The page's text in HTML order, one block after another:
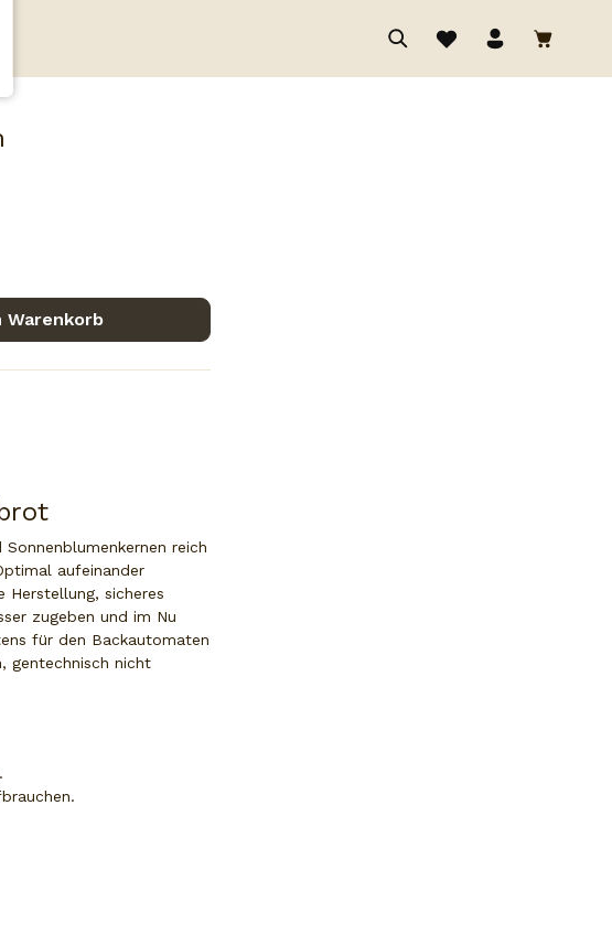
Warenkorb
reich
aufeinander
Herstellung, sicheres
zugeben und im Nu
für den Backautomaten
gentechnisch nicht